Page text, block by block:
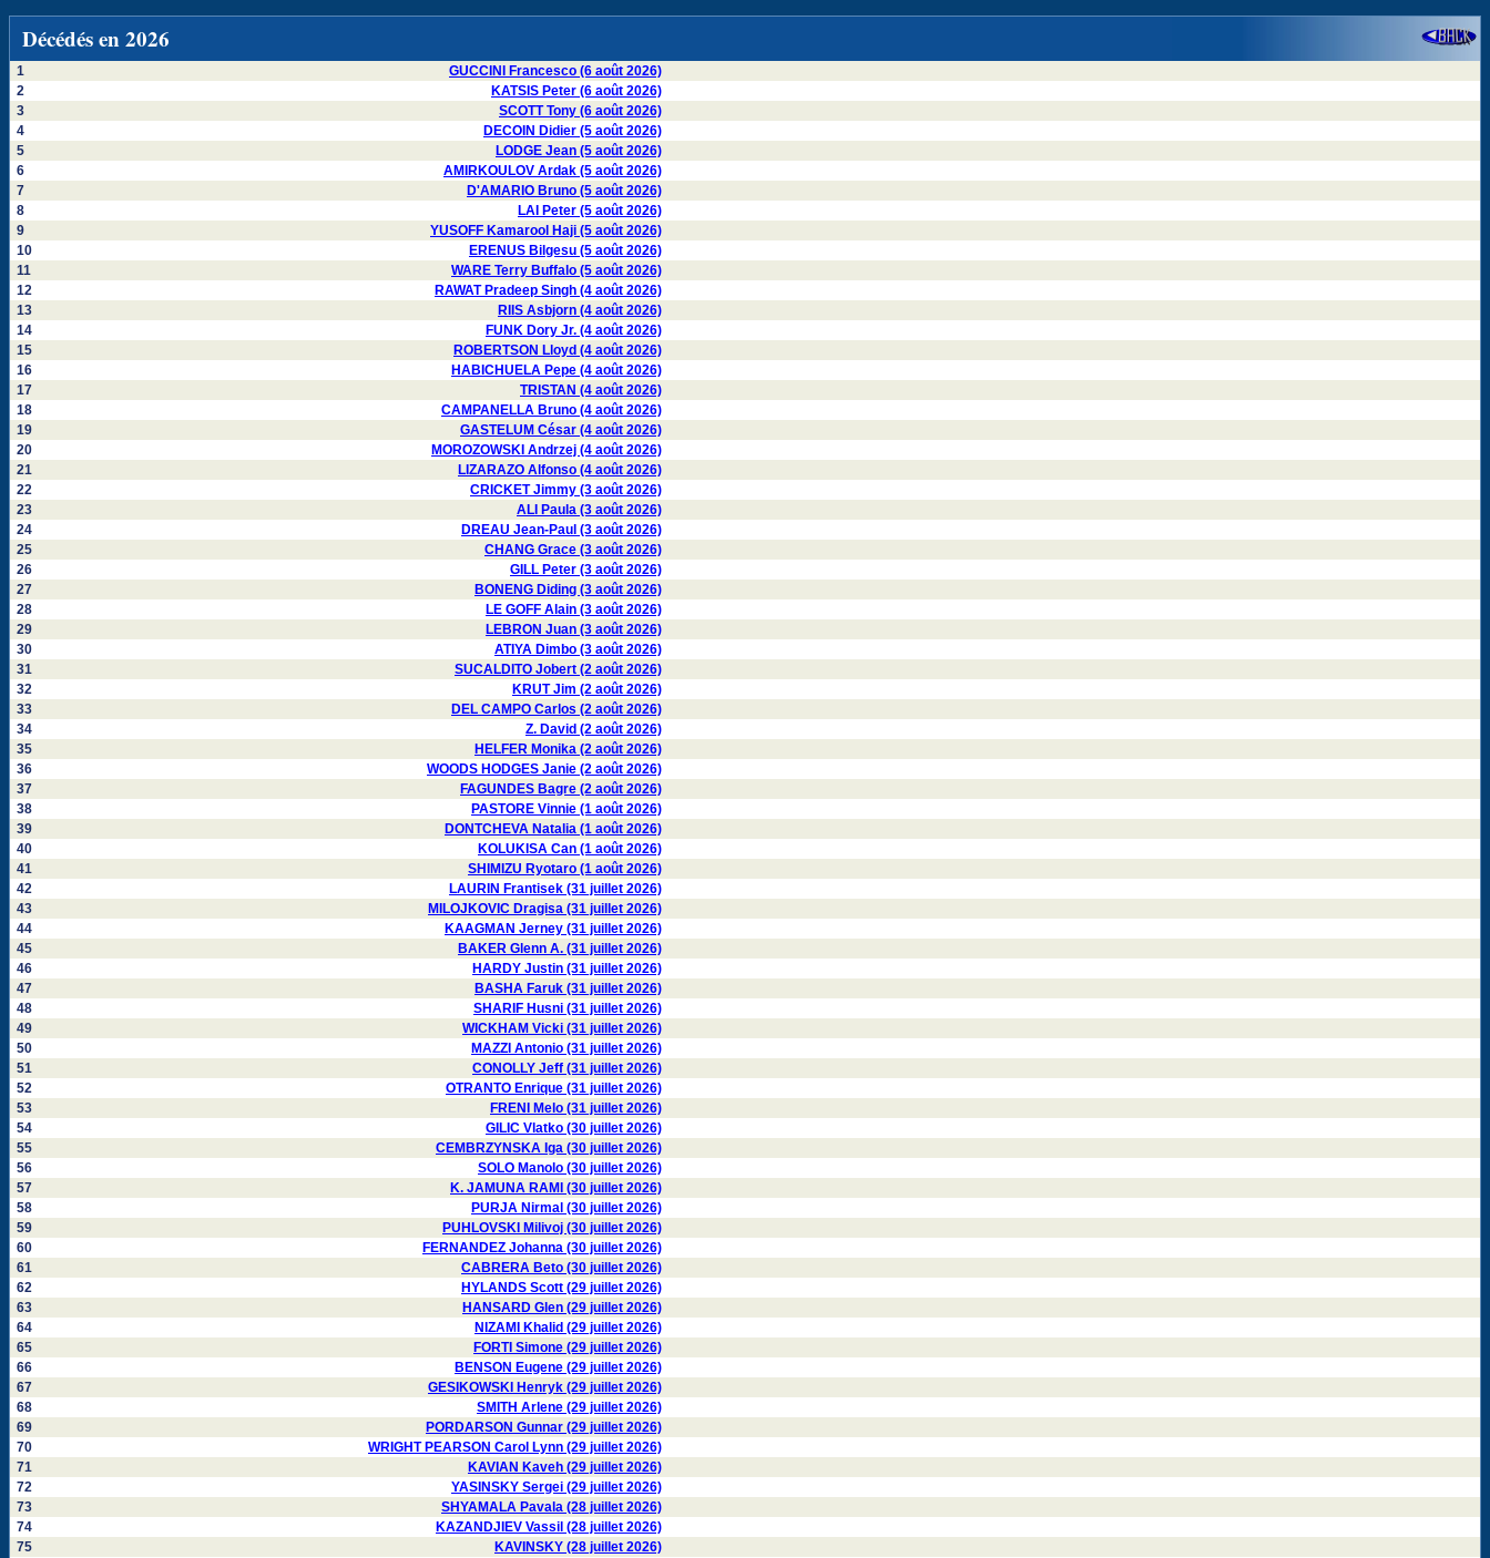
Décédés en 2026
1
GUCCINI Francesco (6 août 2026)
2
KATSIS Peter (6 août 2026)
3
SCOTT Tony (6 août 2026)
4
DECOIN Didier (5 août 2026)
5
LODGE Jean (5 août 2026)
6
AMIRKOULOV Ardak (5 août 2026)
7
D'AMARIO Bruno (5 août 2026)
8
LAI Peter (5 août 2026)
9
YUSOFF Kamarool Haji (5 août 2026)
10
ERENUS Bilgesu (5 août 2026)
11
WARE Terry Buffalo (5 août 2026)
12
RAWAT Pradeep Singh (4 août 2026)
13
RIIS Asbjorn (4 août 2026)
14
FUNK Dory Jr. (4 août 2026)
15
ROBERTSON Lloyd (4 août 2026)
16
HABICHUELA Pepe (4 août 2026)
17
TRISTAN (4 août 2026)
18
CAMPANELLA Bruno (4 août 2026)
19
GASTELUM César (4 août 2026)
20
MOROZOWSKI Andrzej (4 août 2026)
21
LIZARAZO Alfonso (4 août 2026)
22
CRICKET Jimmy (3 août 2026)
23
ALI Paula (3 août 2026)
24
DREAU Jean-Paul (3 août 2026)
25
CHANG Grace (3 août 2026)
26
GILL Peter (3 août 2026)
27
BONENG Diding (3 août 2026)
28
LE GOFF Alain (3 août 2026)
29
LEBRON Juan (3 août 2026)
30
ATIYA Dimbo (3 août 2026)
31
SUCALDITO Jobert (2 août 2026)
32
KRUT Jim (2 août 2026)
33
DEL CAMPO Carlos (2 août 2026)
34
Z. David (2 août 2026)
35
HELFER Monika (2 août 2026)
36
WOODS HODGES Janie (2 août 2026)
37
FAGUNDES Bagre (2 août 2026)
38
PASTORE Vinnie (1 août 2026)
39
DONTCHEVA Natalia (1 août 2026)
40
KOLUKISA Can (1 août 2026)
41
SHIMIZU Ryotaro (1 août 2026)
42
LAURIN Frantisek (31 juillet 2026)
43
MILOJKOVIC Dragisa (31 juillet 2026)
44
KAAGMAN Jerney (31 juillet 2026)
45
BAKER Glenn A. (31 juillet 2026)
46
HARDY Justin (31 juillet 2026)
47
BASHA Faruk (31 juillet 2026)
48
SHARIF Husni (31 juillet 2026)
49
WICKHAM Vicki (31 juillet 2026)
50
MAZZI Antonio (31 juillet 2026)
51
CONOLLY Jeff (31 juillet 2026)
52
OTRANTO Enrique (31 juillet 2026)
53
FRENI Melo (31 juillet 2026)
54
GILIC Vlatko (30 juillet 2026)
55
CEMBRZYNSKA Iga (30 juillet 2026)
56
SOLO Manolo (30 juillet 2026)
57
K. JAMUNA RAMI (30 juillet 2026)
58
PURJA Nirmal (30 juillet 2026)
59
PUHLOVSKI Milivoj (30 juillet 2026)
60
FERNANDEZ Johanna (30 juillet 2026)
61
CABRERA Beto (30 juillet 2026)
62
HYLANDS Scott (29 juillet 2026)
63
HANSARD Glen (29 juillet 2026)
64
NIZAMI Khalid (29 juillet 2026)
65
FORTI Simone (29 juillet 2026)
66
BENSON Eugene (29 juillet 2026)
67
GESIKOWSKI Henryk (29 juillet 2026)
68
SMITH Arlene (29 juillet 2026)
69
PORDARSON Gunnar (29 juillet 2026)
70
WRIGHT PEARSON Carol Lynn (29 juillet 2026)
71
KAVIAN Kaveh (29 juillet 2026)
72
YASINSKY Sergei (29 juillet 2026)
73
SHYAMALA Pavala (28 juillet 2026)
74
KAZANDJIEV Vassil (28 juillet 2026)
75
KAVINSKY (28 juillet 2026)